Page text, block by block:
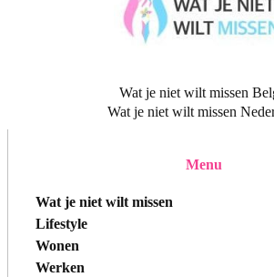
Wat je niet wilt missen
Wat je niet wilt missen
Menu
Wat je niet wilt missen
Lifestyle
Wonen
Werken